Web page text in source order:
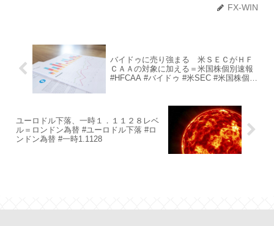
FX-WIN
バイドゥに売り強まる 米ＳＥＣがＨＦ
ＣＡＡの対象に加える＝米国株個別速報
#HFCAA #バイドゥ #米SEC #米国株個別
ユーロドル下落、一時１．１１２８レベ
ル＝ロンドン為替 #ユーロドル下落 #ロ
ンドン為替 #一時1.1128